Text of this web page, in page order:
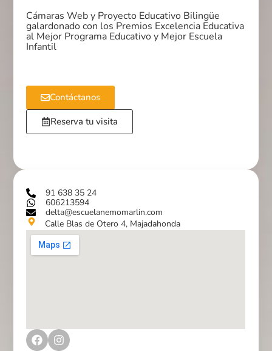
Cámaras Web y Proyecto Educativo Bilingüe
galardonado con los Premios Excelencia Educativa
al Mejor Programa Educativo y Mejor Escuela
Infantil
Contáctanos
Reserva tu visita
91 638 35 24
606213594
delta@escuelanemomarlin.com
Calle Blas de Otero 4, Majadahonda